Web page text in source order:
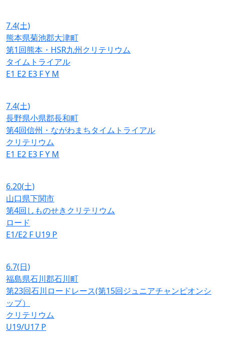
7.4(土)
熊本県菊池郡大津町
第1回熊本・HSR九州クリテリウム
タイムトライアル
E1 E2 E3 FY M
7.4(土)
長野県小県郡長和町
第4回信州・ながわまちタイムトライアル
クリテリウム
E1 E2 E3 FY M
6.20(土)
山口県下関市
第4回しものせきクリテリウム
ロード
E1/E2 F U19 P
6.7(日)
福島県石川郡石川町
第23回石川ロードレース(第15回ジュニアチャンピオンシ
ップ）
クリテリウム
U19/U17 P